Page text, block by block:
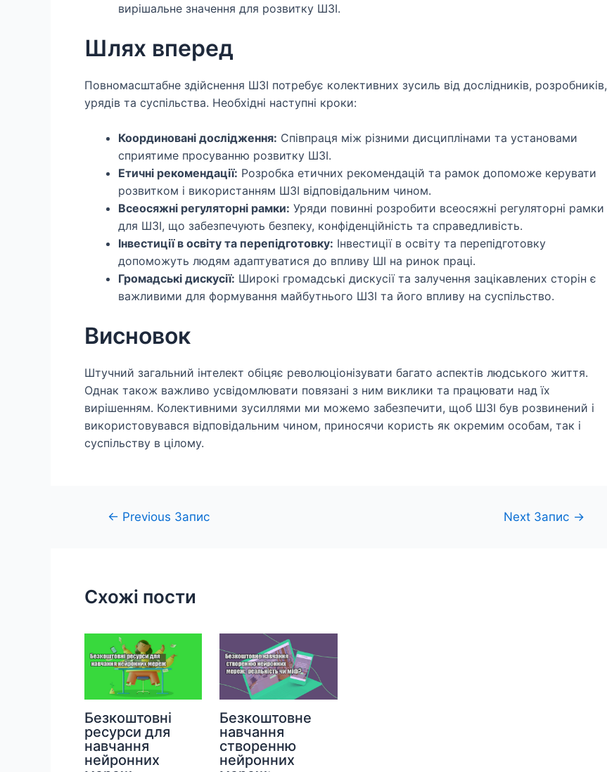
вирішальне значення для розвитку ШЗІ.
Шлях вперед
Повномасштабне здійснення ШЗІ потребує колективних зусиль від дослідників, розробників,
урядів та суспільства. Необхідні наступні кроки:
Координовані дослідження: Співпраця між різними дисциплінами та установами
сприятиме просуванню розвитку ШЗІ.
Етичні рекомендації: Розробка етичних рекомендацій та рамок допоможе керувати
розвитком і використанням ШЗІ відповідальним чином.
Всеосяжні регуляторні рамки: Уряди повинні розробити всеосяжні регуляторні рамки
для ШЗІ, що забезпечують безпеку, конфіденційність та справедливість.
Інвестиції в освіту та перепідготовку: Інвестиції в освіту та перепідготовку
допоможуть людям адаптуватися до впливу ШІ на ринок праці.
Громадські дискусії: Широкі громадські дискусії та залучення зацікавлених сторін є
важливими для формування майбутнього ШЗІ та його впливу на суспільство.
Висновок
Штучний загальний інтелект обіцяє революціонізувати багато аспектів людського життя.
Однак також важливо усвідомлювати повязані з ним виклики та працювати над їх
вирішенням. Колективними зусиллями ми можемо забезпечити, щоб ШЗІ був розвинений і
використовувався відповідальним чином, приносячи користь як окремим особам, так і
суспільству в цілому.
Навігація
← Previous Запис Next Запис →
Схожі пости
Безкоштовні
ресурси для
навчання
нейронних
Безкоштовне
навчання
створенню
нейронних